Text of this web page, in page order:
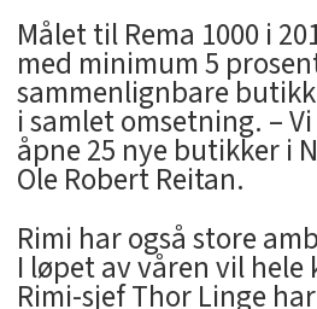
Målet til Rema 1000 i
med minimum 5
sammenlignbare
i samlet omsetning. –
åpne 25 nye butikker i
Ole Robert Reitan.
Rimi har også store
I løpet av våren vil
Rimi-sjef Thor Linge